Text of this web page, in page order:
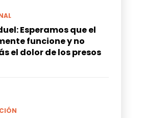
Esperamos que el
funcione y no
el dolor de los presos